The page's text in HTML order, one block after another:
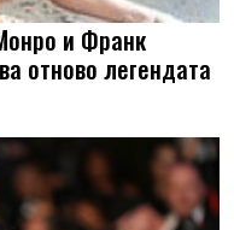
и Франк
отново легендата